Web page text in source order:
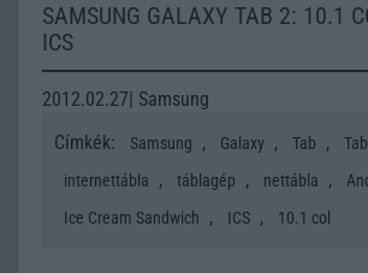
SAMSUNG GALAXY TAB 2: 10.1
ICS
2012.02.27| Samsung
Címkék:
Samsung , Galaxy , Tab ,
internettábla , táblagép , nettábla ,
Ice Cream Sandwich , ICS , 10.1 col